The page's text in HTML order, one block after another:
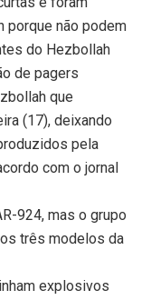
porque não podem
do Hezbollah
de pagers
que
(17), deixando
pela
com o jornal
924, mas o grupo
três modelos da
explosivos